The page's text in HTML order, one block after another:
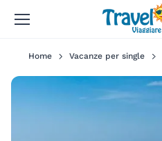
Home Vacanze per single